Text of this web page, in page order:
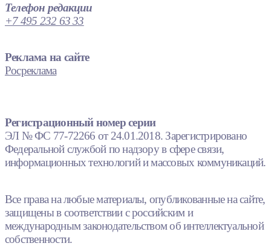
Телефон редакции
+7 495 232 63 33
Реклама на сайте
Росреклама
Регистрационный номер серии
ЭЛ № ФС 77-72266 от 24.01.2018. Зарегистрировано
Федеральной службой по надзору в сфере связи,
информационных технологий и массовых коммуникаций.
Все права на любые материалы, опубликованные на сайте,
защищены в соответствии с российским и
международным законодательством об интеллектуальной
собственности.